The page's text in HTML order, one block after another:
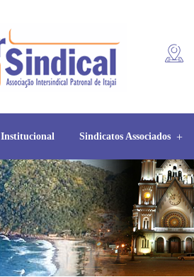
Institucional Sindicatos Associados